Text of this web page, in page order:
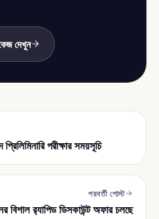
দেখুন
পরীক্ষার সময়সূচি
পরবর্তী পোস্ট
র‍্যাপিড ডিসকাউন্ট অফার চলছে